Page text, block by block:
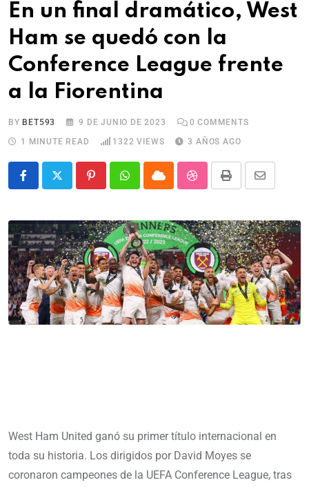
En un final dramático, West
Ham se quedó con la
Conference League frente
a la Fiorentina
BY BET593 9 DE JUNIO DE 2023 0 COMMENTS
1 MINUTE READ
1322 VIEWS 3 AÑOS AGO
West Ham United ganó su primer título internacional en
toda su historia. Los dirigidos por David Moyes se
coronaron campeones de la UEFA Conference League, tras